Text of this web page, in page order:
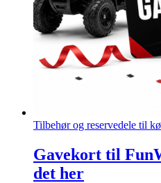
Tilbehør og reservedele til
Gavekort til
det her